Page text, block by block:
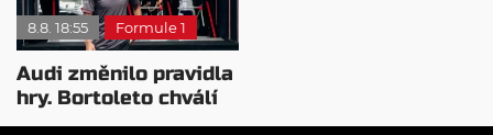
8.8. 18:55 Formule 1
Audi změnilo pravidla
hry. Bortoleto chválí
nový tým i jeho